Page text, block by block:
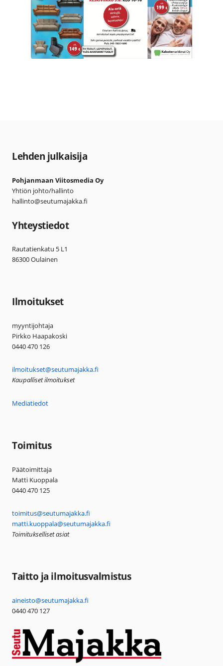
Lehden julkaisija
Pohjanmaan Viitosmedia Oy
Yhtiön johto/hallinto
hallinto@seutumajakka.fi
Yhteystiedot
Rautatienkatu 5 L1
86300 Oulainen
Ilmoitukset
myyntijohtaja
Pirkko Haapakoski
0440 470 126
ilmoitukset@seutumajakka.fi
Kaupalliset ilmoitukset
Mediatiedot
Toimitus
Päätoimittaja
Matti Kuoppala
0440 470 125
toimitus@seutumajakka.fi
matti.kuoppala@seutumajakka.fi
Toimitukselliset asiat
Taitto ja ilmoitusvalmistus
aineisto@seutumajakka.fi
0440 470 127